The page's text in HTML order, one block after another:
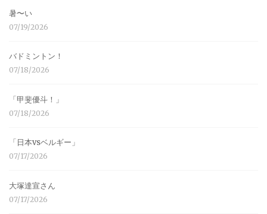
暑〜い
07/19/2026
バドミントン！
07/18/2026
「甲斐優斗！」
07/18/2026
「日本vsベルギー」
07/17/2026
大塚達宣さん
07/17/2026